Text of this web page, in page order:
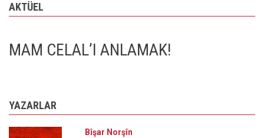
AKTÜEL
MAM CELAL’I ANLAMAK!
YAZARLAR
Bîşar Norşîn